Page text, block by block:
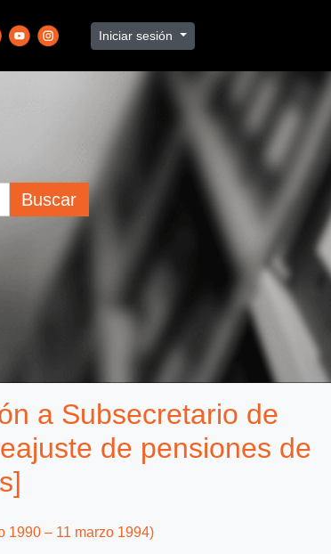
Iniciar sesión
Buscar
a Subsecretario de
de pensiones de
1990 – 11 marzo 1994)